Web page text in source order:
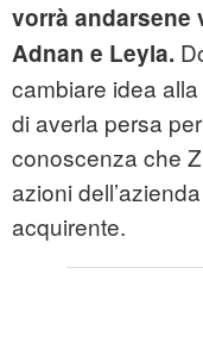
vorrà andarsene
Adnan e Leyla.
cambiare idea
di averla persa
conoscenza che
azioni
acquirente.